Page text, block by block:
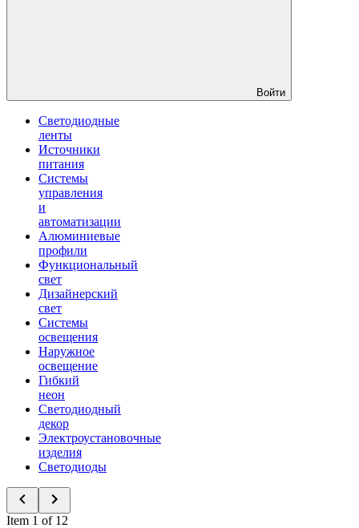
Войти
Светодиодные
ленты
Источники
питания
Системы
управления
и
автоматизации
Алюминиевые
профили
Функциональный
свет
Дизайнерский
свет
Системы
освещения
Наружное
освещение
Гибкий
неон
Светодиодный
декор
Электроустановочные
изделия
Светодиоды
Item 1 of 12